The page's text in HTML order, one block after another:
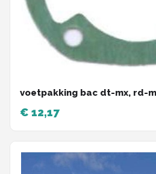
voetpakking bac dt-mx, rd-
€ 12,17